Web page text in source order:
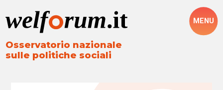
Osservatorio nazionale
sulle politiche sociali
MENU